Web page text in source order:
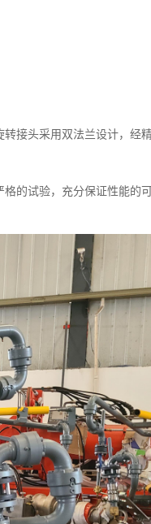
接头采用双法兰设计，经
的试验，充分保证性能的